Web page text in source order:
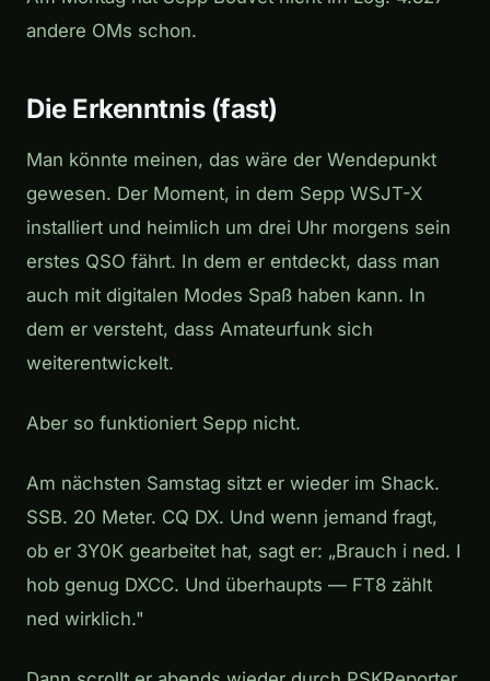
andere OMs schon.
Die Erkenntnis (fast)
Man könnte meinen, das wäre der Wendepunkt
gewesen. Der Moment, in dem Sepp WSJT-X
installiert und heimlich um drei Uhr morgens sein
erstes QSO fährt. In dem er entdeckt, dass man
auch mit digitalen Modes Spaß haben kann. In
dem er versteht, dass Amateurfunk sich
weiterentwickelt.
Aber so funktioniert Sepp nicht.
Am nächsten Samstag sitzt er wieder im Shack.
SSB. 20 Meter. CQ DX. Und wenn jemand fragt,
ob er 3Y0K gearbeitet hat, sagt er: „Brauch i ned. I
hob genug DXCC. Und überhaupts — FT8 zählt
ned wirklich."